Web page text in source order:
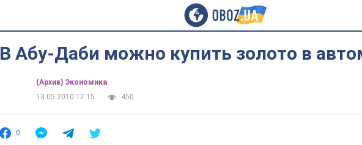
В Абу-Даби можно купить золото в
(Архив) Экономика
13.05.2010 17:15
450
0